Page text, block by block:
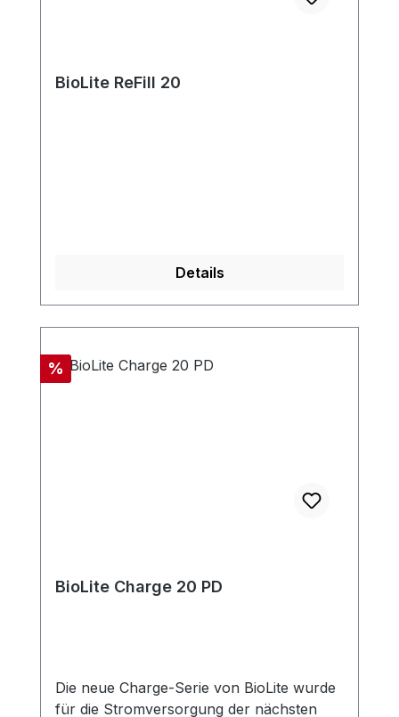
BioLite ReFill 20
Details
Rabatt
%
BioLite Charge 20 PD
Die neue Charge-Serie von BioLite wurde
für die Stromversorgung der nächsten